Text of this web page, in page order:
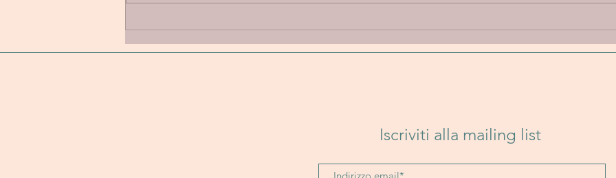
Love" - Un flusso sonoro
intimo e malinconico,
Drive" - Un viaggio sonoro
di libertà e nostalgia, dove
Iscriviti alla mailing list